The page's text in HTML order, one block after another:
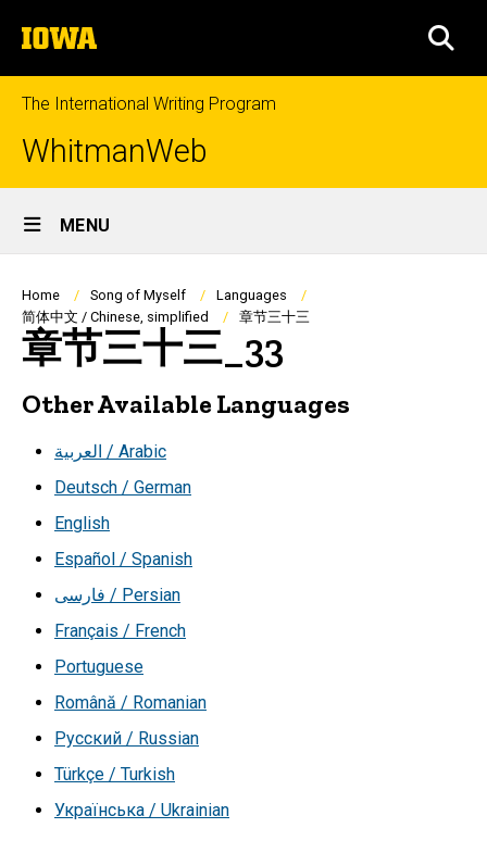
to
content
The
University
of
Iowa
The International Writing Program
WhitmanWeb
Site
Main
Navigation
MENU
Breadcrumb
Home Song of Myself
Languages
简体中文 / Chinese, simplified
章节三十三
章节三十三_33
Other Available Languages
العربية / Arabic
Deutsch / German
English
Español / Spanish
فارسی / Persian
Français / French
Portuguese
Română / Romanian
Русский / Russian
Türkçe / Turkish
Українська / Ukrainian